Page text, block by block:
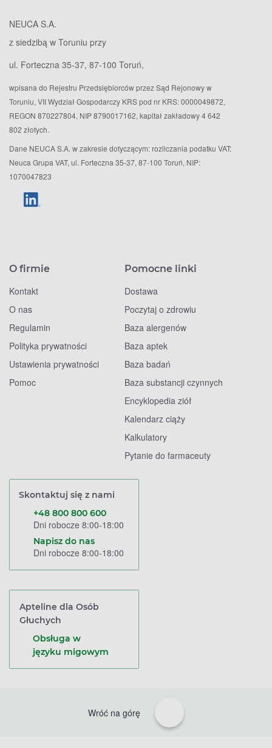
NEUCA S.A.
z siedzibą w Toruniu przy
ul. Forteczna 35-37, 87-100 Toruń,
wpisana do Rejestru Przedsiębiorców przez Sąd Rejonowy w
Toruniu, VII Wydział Gospodarczy KRS pod nr KRS: 0000049872,
REGON 870227804, NIP 8790017162, kapitał zakładowy 4 642
802 złotych.
Dane NEUCA S.A. w zakresie dotyczącym: rozliczania podatku VAT:
Neuca Grupa VAT, ul. Forteczna 35-37, 87-100 Toruń, NIP:
1070047823
O firmie
Kontakt
O nas
Regulamin
Polityka prywatności
Ustawienia prywatności
Pomoc
Pomocne linki
Dostawa
Poczytaj o zdrowiu
Baza alergenów
Baza aptek
Baza badań
Baza substancji czynnych
Encyklopedia ziół
Kalendarz ciąży
Kalkulatory
Pytanie do farmaceuty
Skontaktuj się z nami
+48 800 800 600
Dni robocze 8:00-18:00
Napisz do nas
Dni robocze 8:00-18:00
Apteline dla Osób
Głuchych
Obsługa w
języku migowym
Wróć na górę